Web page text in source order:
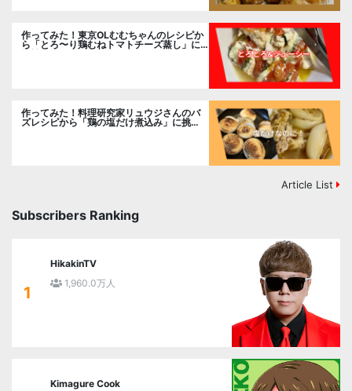
作ってみた！東京OLむむちゃんのレシピか
ら「とろ〜り鶏むねトマトチーズ蒸し」に
作ってみた！料理研究家リュウジさんのバ
ズレシピから「鶏の塩だけ煮込み」に挑
戦。
Article List
Subscribers Ranking
1
HikakinTV
1,960.0万人
Kimagure Cook